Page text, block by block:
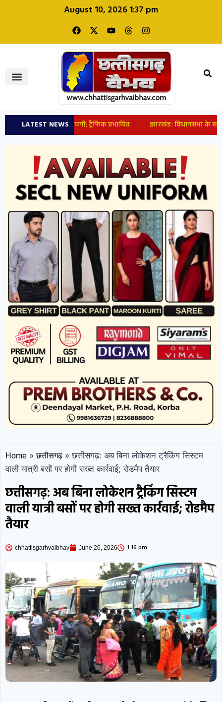
August 10, 2026 1:37 pm
LATEST NEWS
तक जाएगी; ट्रैफिक प्रभावित झारखंड: विधानसभा के सामने पहुंचे
Home » छत्तीसगढ़ » छत्तीसगढ़: अब बिना लोकेशन ट्रैकिंग सिस्टम
वाली यात्री बसों पर होगी सख्त कार्रवाई; रोडमैप तैयार
छत्तीसगढ़: अब बिना लोकेशन ट्रैकिंग सिस्टम
वाली यात्री बसों पर होगी सख्त कार्रवाई; रोडमैप
तैयार
chhattisgarhvaibhav June 26, 2026 1:16 pm